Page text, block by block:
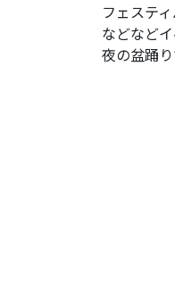
フェステ
などなど
夜の盆踊